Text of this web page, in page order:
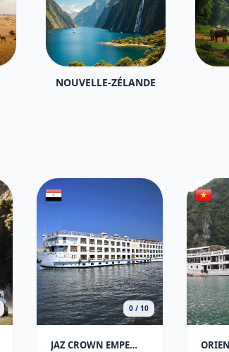
NOUVELLE-ZÉLANDE
0 / 10
JAZ CROWN EMPEROR NILE CRUISE - EVERY THURSDAY FROM LUXOR FOR 07 & 04 NIGHTS - EVERY MONDAY FROM ASWAN FOR 03 NIGHTS